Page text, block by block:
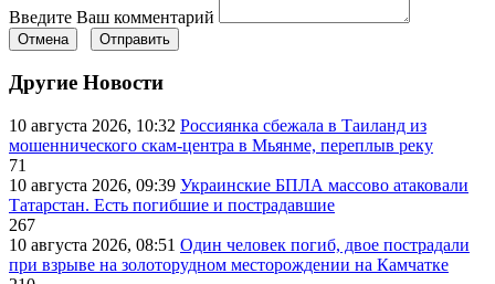
Введите Ваш комментарий
Отмена Отправить
Другие Новости
10 августа 2026, 10:32 Россиянка сбежала в Таиланд из
мошеннического скам-центра в Мьянме, переплыв реку
71
10 августа 2026, 09:39 Украинские БПЛА массово атаковали
Татарстан. Есть погибшие и пострадавшие
267
10 августа 2026, 08:51 Один человек погиб, двое пострадали
при взрыве на золоторудном месторождении на Камчатке